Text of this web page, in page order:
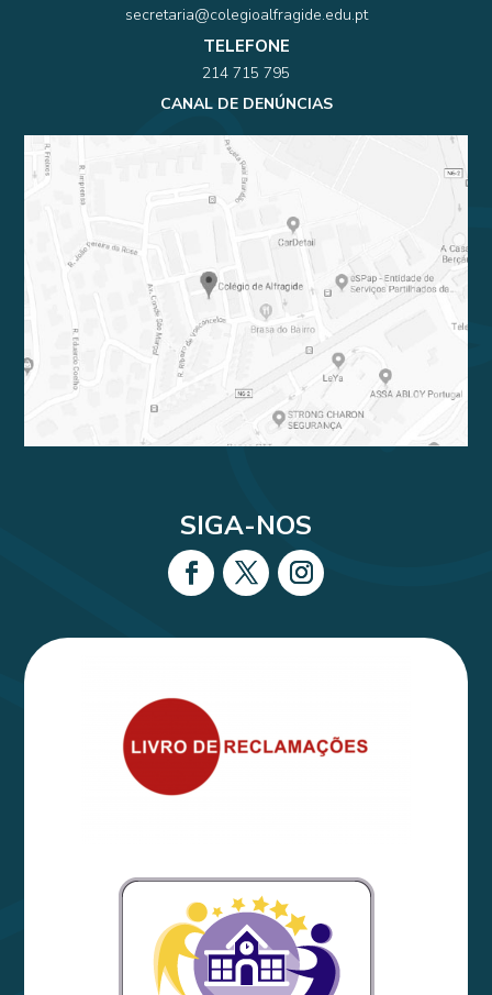
secretaria@colegioalfragide.edu.pt
TELEFONE
214 715 795
CANAL DE DENÚNCIAS
SIGA-NOS